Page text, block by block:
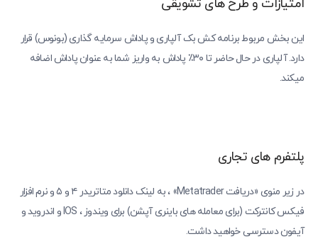
امتیازات و طرح های تشویقی
این بخش مربوط برنامه کش بک آلپاری و پاداش سرمایه گذاری (بونوس) قرار
دارد. آلپاری در حال حاضر تا ۳۰٪ پاداش به واریز شما به عنوان پاداش اضافه
میکند.
پلتفرم های تجاری
در زیر منوی «دریافت Metatrader» ، به لینک دانلود متاتریدر ۴ و ۵ و نرم افزار
فیکس کانترکت (برای معامله های باینری آپشن) برای ویندوز ، IOS و اندروید و
آیفون دسترسی خواهید داشت.